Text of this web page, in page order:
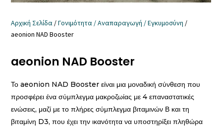
Αρχική Σελίδα /Γονιμότητα / Αναπαραγωγή / Εγκυμοσύνη /
aeonion NAD Booster
aeonion NAD Booster
Το aeonion NAD Booster είναι μια μοναδική σύνθεση που
προσφέρει ένα σύμπλεγμα μακροζωίας με 4 επαναστατικές
ενώσεις, μαζί με το πλήρες σύμπλεγμα βιταμινών Β και τη
βιταμίνη D3, που έχει την ικανότητα να υποστηρίξει πληθώρα